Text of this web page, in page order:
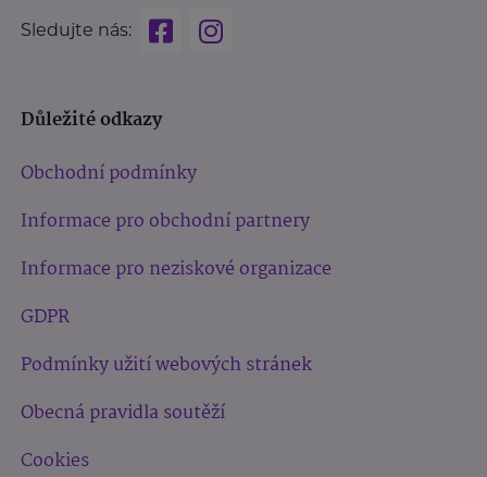
Sledujte nás:
Důležité odkazy
Obchodní podmínky
Informace pro obchodní partnery
Informace pro neziskové organizace
GDPR
Podmínky užití webových stránek
Obecná pravidla soutěží
Cookies